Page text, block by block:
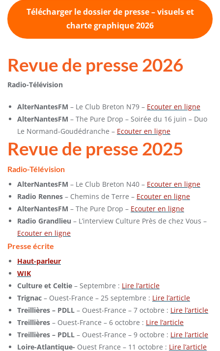
Télécharger le dossier de presse – visuels et
charte graphique 2026
Revue de presse 2026
Radio-Télévision
AlterNantesFM – Le Club Breton N79 – Ecouter en ligne
AlterNantesFM – The Pure Drop – Soirée du 16 juin – Duo
Le Normand-Goudédranche – Ecouter en ligne
Revue de presse 2025
Radio-Télévision
AlterNantesFM – Le Club Breton N40 – Ecouter en ligne
Radio Rennes – Chemins de Terre – Ecouter en ligne
AlterNantesFM – The Pure Drop – Ecouter en ligne
Radio Grandlieu – L’interview Culture Près de chez Vous –
Ecouter en ligne
Presse écrite
Haut-parleur
WIK
Culture et Celtie – Septembre : Lire l’article
Trignac – Ouest-France – 25 septembre : Lire l’article
Treillières – PDLL – Ouest-France – 7 octobre : Lire l’article
Treillières – Ouest-France – 6 octobre : Lire l’article
Treillières – PDLL – Ouest-France – 9 octobre : Lire l’article
Loire-Atlantique- Ouest France – 11 octobre : Lire l’article